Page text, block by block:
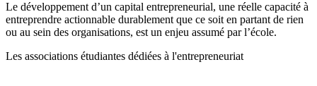
Le développement d’un capital entrepreneurial, une réelle capacité à
entreprendre actionnable durablement que ce soit en partant de rien
ou au sein des organisations, est un enjeu assumé par l’école.
Les associations étudiantes dédiées à l'entrepreneuriat